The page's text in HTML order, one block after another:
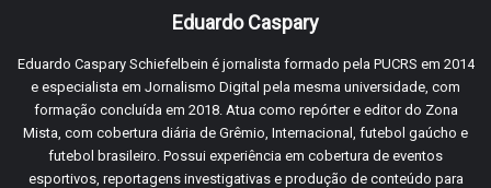
Eduardo Caspary
Eduardo Caspary Schiefelbein é jornalista formado pela PUCRS em 2014
e especialista em Jornalismo Digital pela mesma universidade, com
formação concluída em 2018. Atua como repórter e editor do Zona
Mista, com cobertura diária de Grêmio, Internacional, futebol gaúcho e
futebol brasileiro. Possui experiência em cobertura de eventos
esportivos, reportagens investigativas e produção de conteúdo para